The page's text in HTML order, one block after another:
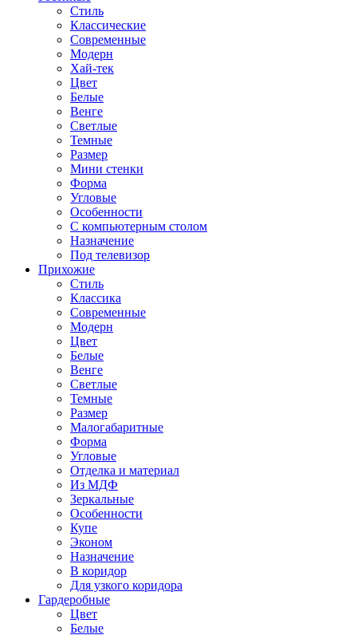
Стиль
Классические
Современные
Модерн
Хай-тек
Цвет
Белые
Венге
Светлые
Темные
Размер
Мини стенки
Форма
Угловые
Особенности
С компьютерным столом
Назначение
Под телевизор
Прихожие
Стиль
Классика
Современные
Модерн
Цвет
Белые
Венге
Светлые
Темные
Размер
Малогабаритные
Форма
Угловые
Отделка и материал
Из МДФ
Зеркальные
Особенности
Купе
Эконом
Назначение
В коридор
Для узкого коридора
Гардеробные
Цвет
Белые